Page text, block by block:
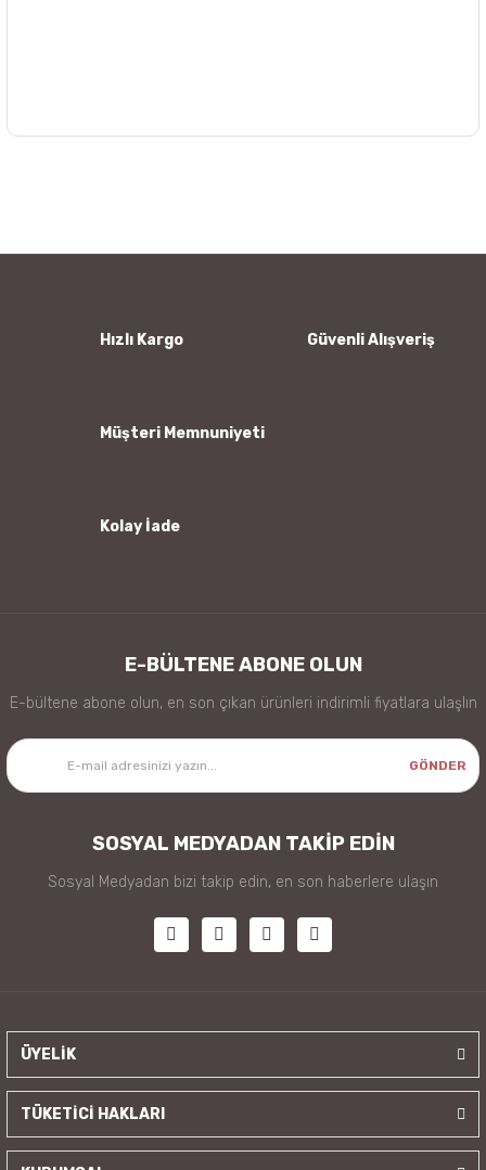
Ürün bilgilerinde hatalar bulunuyor.
Hızlı Kargo Güvenli Alışveriş
Müşteri Memnuniyeti
Kolay İade
E-BÜLTENE ABONE OLUN
E-bültene abone olun, en son çıkan ürünleri indirimli fiyatlara ulaşlın
GÖNDER
SOSYAL MEDYADAN TAKİP EDİN
Sosyal Medyadan bizi takip edin, en son haberlere ulaşın
ÜYELİK
TÜKETİCİ HAKLARI